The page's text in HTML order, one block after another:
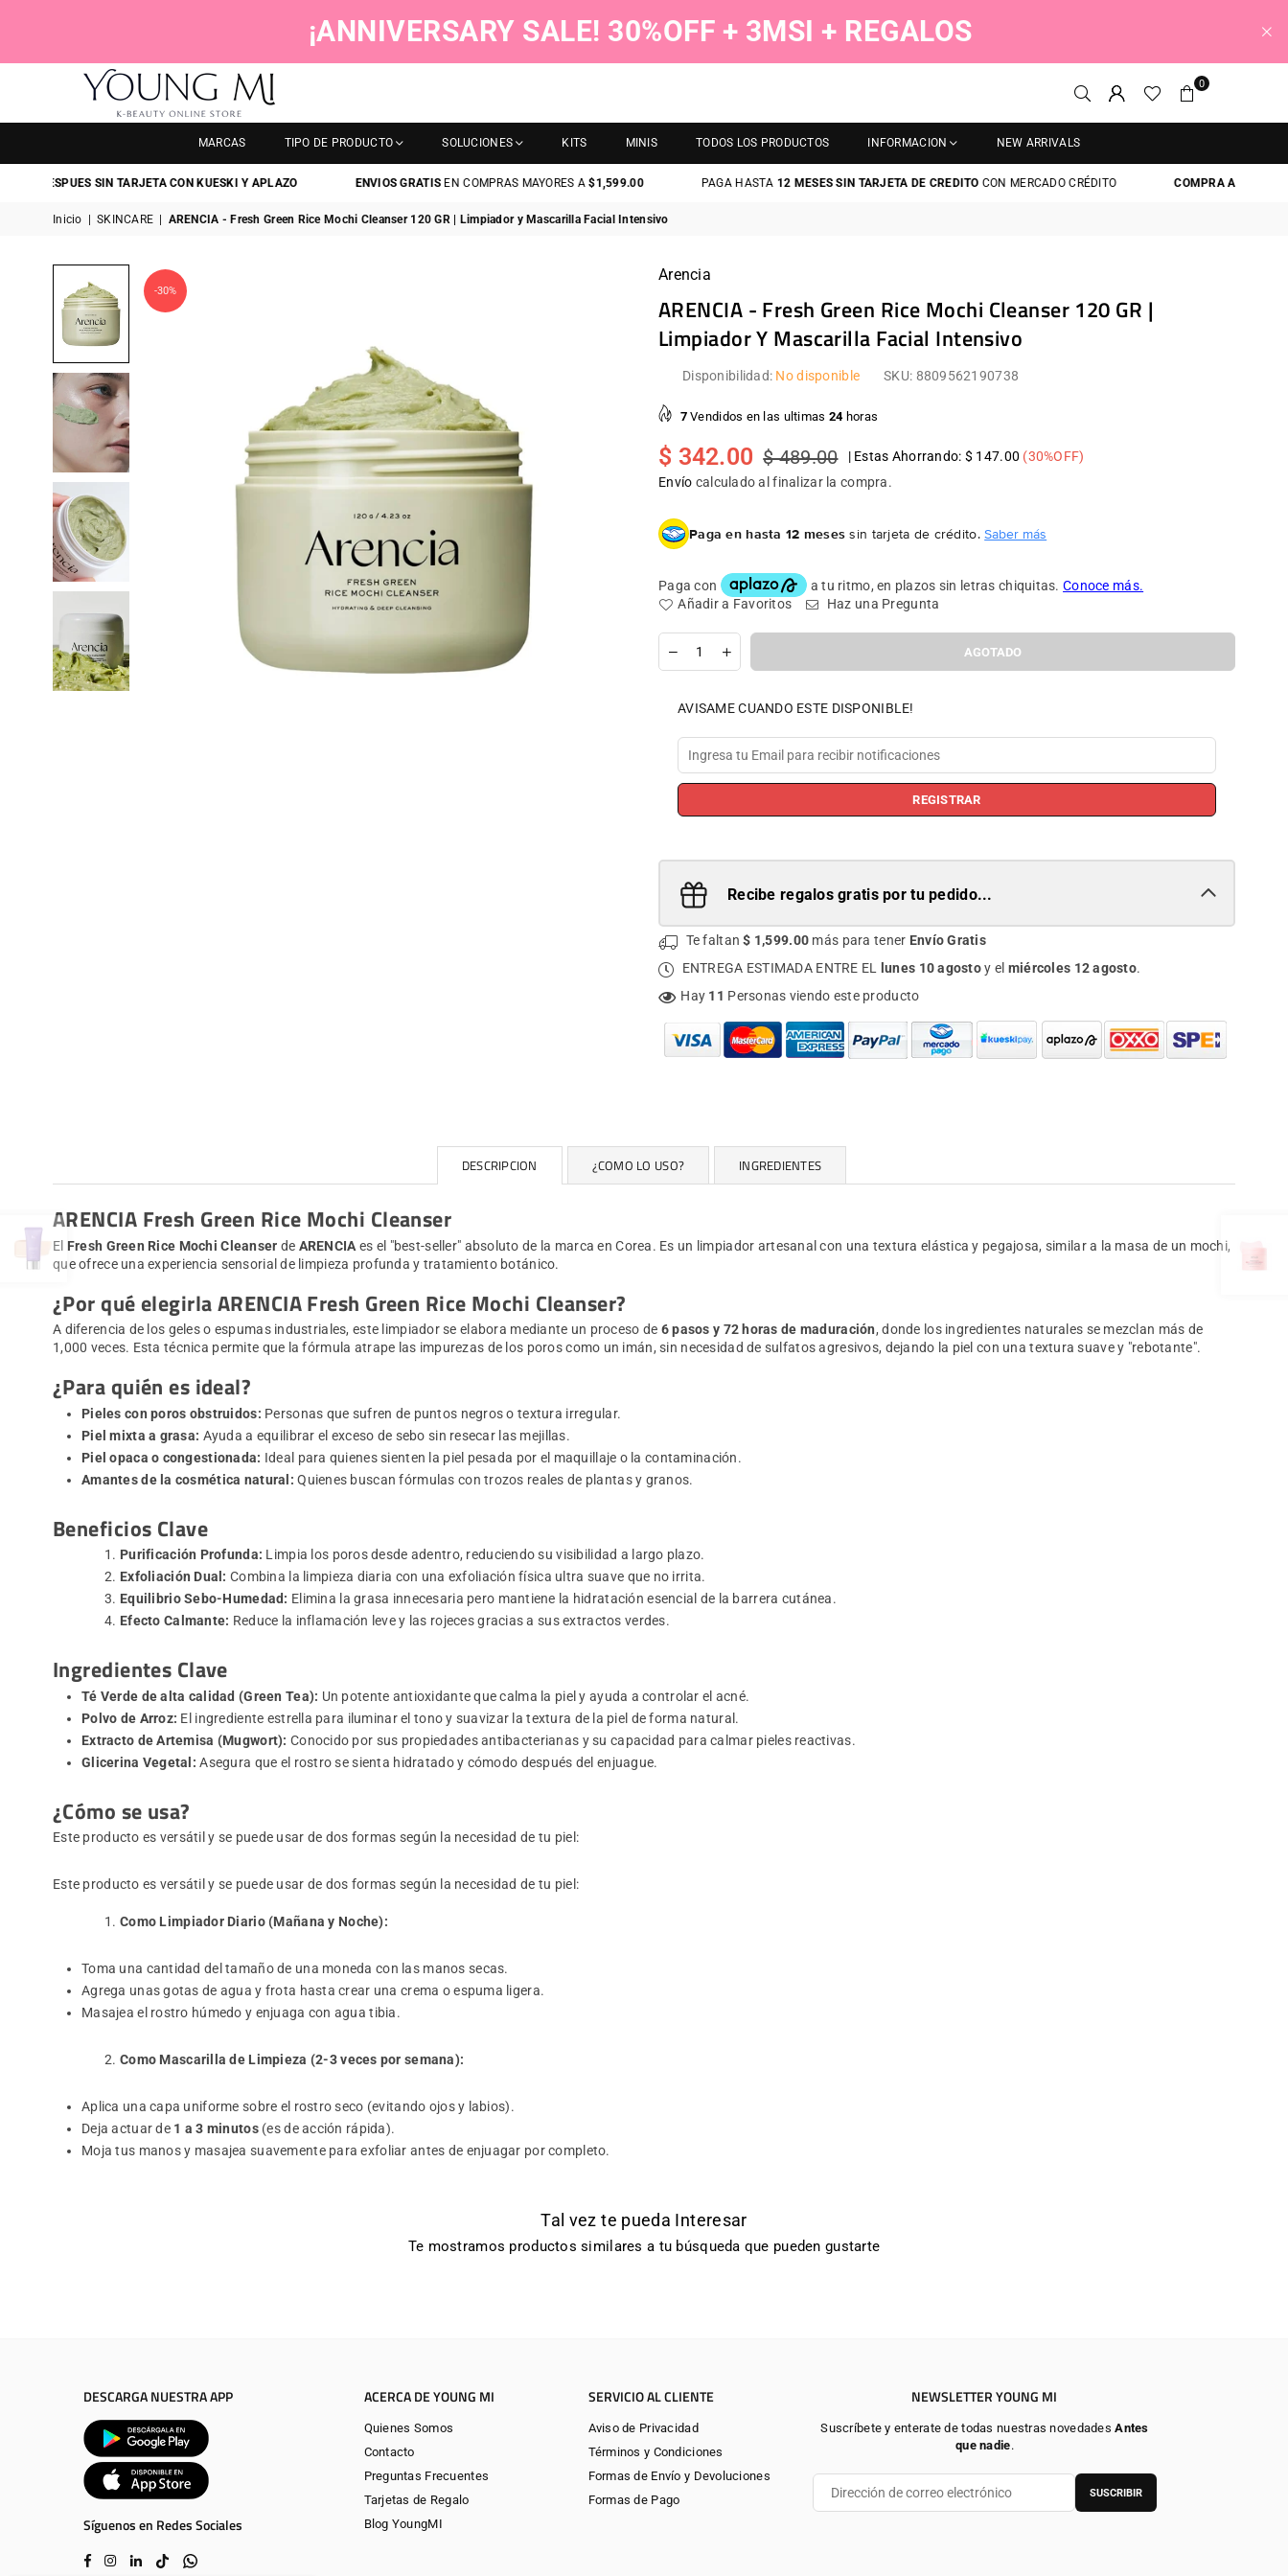
¡ANNIVERSARY SALE! 30%OFF + 3MSI + REGALOS
0
MARCAS TIPO DE PRODUCTO SOLUCIONES KITS MINIS TODOS LOS PRODUCTOS INFORMACION NEW ARRIVALS
SIN TARJETA CON KUESKI Y APLAZO ENVIOS GRATISEN COMPRAS MAYORES A$1,599.00 PAGA HASTA 12 MESES SIN TARJETA DE CREDITOCON MERCADO CRÉDITO COMPRA AHORA Y PAGA
Inicio SKINCARE ARENCIA - Fresh Green Rice Mochi Cleanser 120 GR | Limpiador y Mascarilla Facial Intensivo
-30%
Arencia
ARENCIA - Fresh Green Rice Mochi Cleanser 120 GR |
Limpiador Y Mascarilla Facial Intensivo
Disponibilidad: No disponible SKU: 8809562190738
7Vendidos en las ultimas 24horas
Precio
habitual
$ 342.00 $ 489.00 | Estas Ahorrando: $ 147.00 (30%OFF)
Envío calculado al finalizar la compra.
Paga en hasta 12 meses sin tarjeta de crédito.Saber más
Añadir a Favoritos Haz una Pregunta
Cantidad
AGOTADO
AVISAME CUANDO ESTE DISPONIBLE!
REGISTRAR
Recibe regalos gratis por tu pedido...
Te faltan$ 1,599.00 más para tener Envío Gratis
ENTREGA ESTIMADA ENTRE EL
lunes 10 agostoy el miércoles 12 agosto.
Hay 11 Personas viendo este producto
DESCRIPCION ¿COMO LO USO? INGREDIENTES
ARENCIA Fresh Green Rice Mochi Cleanser
El Fresh Green Rice Mochi Cleanser de ARENCIA es el "best-seller" absoluto de la marca en Corea. Es un limpiador artesanal con una textura elástica y pegajosa, similar a la masa de un mochi,
que ofrece una experiencia sensorial de limpieza profunda y tratamiento botánico.
¿Por qué elegirla ARENCIA Fresh Green Rice Mochi Cleanser?
A diferencia de los geles o espumas industriales, este limpiador se elabora mediante un proceso de 6 pasos y 72 horas de maduración, donde los ingredientes naturales se mezclan más de
1,000 veces. Esta técnica permite que la fórmula atrape las impurezas de los poros como un imán, sin necesidad de sulfatos agresivos, dejando la piel con una textura suave y "rebotante".
¿Para quién es ideal?
Pieles con poros obstruidos: Personas que sufren de puntos negros o textura irregular.
Piel mixta a grasa: Ayuda a equilibrar el exceso de sebo sin resecar las mejillas.
Piel opaca o congestionada: Ideal para quienes sienten la piel pesada por el maquillaje o la contaminación.
Amantes de la cosmética natural: Quienes buscan fórmulas con trozos reales de plantas y granos.
Beneficios Clave
Purificación Profunda: Limpia los poros desde adentro, reduciendo su visibilidad a largo plazo.
Exfoliación Dual: Combina la limpieza diaria con una exfoliación física ultra suave que no irrita.
Equilibrio Sebo-Humedad: Elimina la grasa innecesaria pero mantiene la hidratación esencial de la barrera cutánea.
Efecto Calmante: Reduce la inflamación leve y las rojeces gracias a sus extractos verdes.
Ingredientes Clave
Té Verde de alta calidad (Green Tea): Un potente antioxidante que calma la piel y ayuda a controlar el acné.
Polvo de Arroz: El ingrediente estrella para iluminar el tono y suavizar la textura de la piel de forma natural.
Extracto de Artemisa (Mugwort): Conocido por sus propiedades antibacterianas y su capacidad para calmar pieles reactivas.
Glicerina Vegetal: Asegura que el rostro se sienta hidratado y cómodo después del enjuague.
¿Cómo se usa?
Este producto es versátil y se puede usar de dos formas según la necesidad de tu piel:
Este producto es versátil y se puede usar de dos formas según la necesidad de tu piel:
Como Limpiador Diario (Mañana y Noche):
Toma una cantidad del tamaño de una moneda con las manos secas.
Agrega unas gotas de agua y frota hasta crear una crema o espuma ligera.
Masajea el rostro húmedo y enjuaga con agua tibia.
Como Mascarilla de Limpieza (2-3 veces por semana):
Aplica una capa uniforme sobre el rostro seco (evitando ojos y labios).
Deja actuar de 1 a 3 minutos(es de acción rápida).
Moja tus manos y masajea suavemente para exfoliar antes de enjuagar por completo.
Tal vez te pueda Interesar
Te mostramos productos similares a tu búsqueda que pueden gustarte
DESCARGA NUESTRA APP
Síguenos en Redes Sociales
FacebookInstagram
Linkedin
TikTokWhatsapp
ACERCA DE YOUNG MI
Quienes Somos
Contacto
Preguntas Frecuentes
Tarjetas de Regalo
Blog YoungMI
SERVICIO AL CLIENTE
Aviso de Privacidad
Términos y Condiciones
Formas de Envío y Devoluciones
Formas de Pago
NEWSLETTER YOUNG MI
Suscríbete y enterate de todas nuestras novedadesAntes
que nadie.
SUSCRIBIR